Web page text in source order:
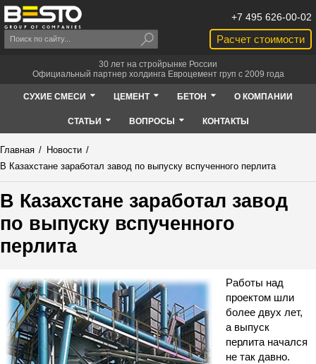
Расчет стоимости
+7 495 626-00-02
30 лет на стройрынке России
Официальный партнер холдинга Евроцемент груп с 2009 года
СУХИЕ СМЕСИ ЦЕМЕНТ БЕТОН О КОМПАНИИ
СТАТЬИ ВОПРОСЫ КОНТАКТЫ
Главная / Новости /
В Казахстане заработал завод по выпуску вспученного перлита
В Казахстане заработал завод
по выпуску вспученного
перлита
Работы над
проектом шли
более двух лет,
а выпуск
перлита начался
не так давно.